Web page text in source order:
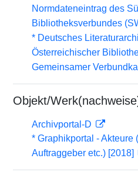
Normdateneintrag des
Bibliotheksverbundes
* Deutsches
Österreichischer
Gemeinsamer
Objekt/
Archivportal-D
* Graphikportal - Akteure
Auftraggeber etc.) [2018]